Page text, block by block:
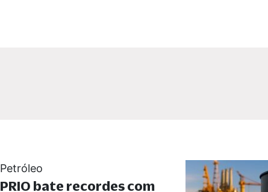
Petróleo
PRIO bate recordes com